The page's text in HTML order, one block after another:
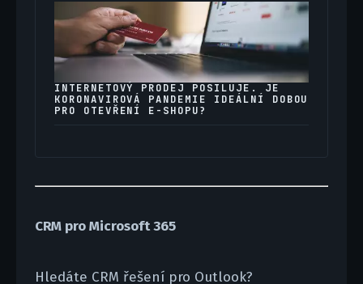
INTERNETOVÝ PRODEJ POSILUJE. JE
KORONAVIROVÁ PANDEMIE IDEÁLNÍ DOBOU
PRO OTEVŘENÍ E-SHOPU?
CRM pro Microsoft 365
Hledáte CRM řešení pro Outlook?